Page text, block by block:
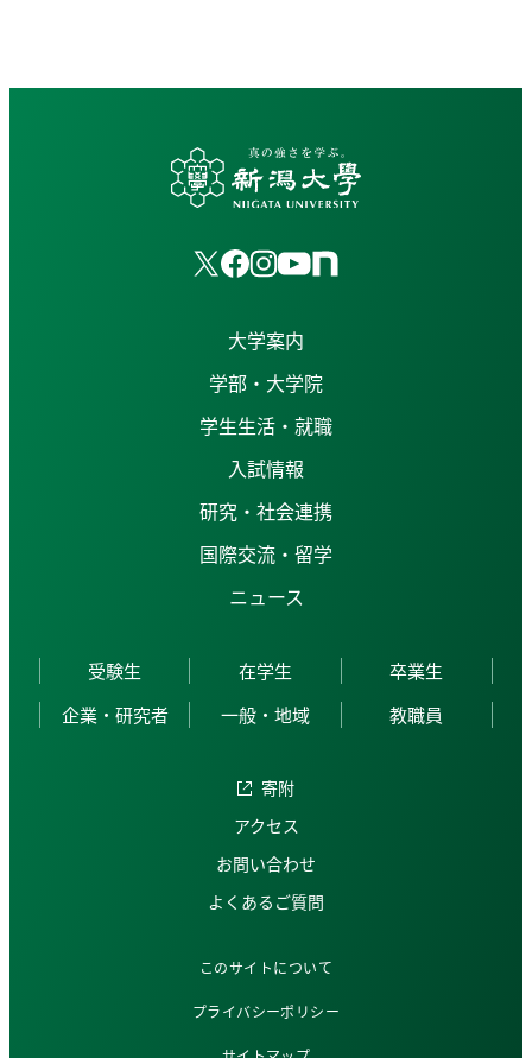
大学案内
学部・大学院
学生生活・就職
入試情報
研究・社会連携
国際交流・留学
ニュース
受験生 在学生
卒業生
企業・研究者
一般・地域 教職員
寄附
アクセス
お問い合わせ
よくあるご質問
このサイトについて
プライバシーポリシー